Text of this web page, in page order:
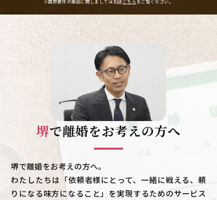
※国際案件の相談に関しましては別途こちら をご覧ください。
堺で離婚をお考えの方へ
堺で離婚をお考えの方へ。
わたしたちは「依頼者様にとって、一緒に戦える、頼
りになる味方になること」を実現するためのサービス